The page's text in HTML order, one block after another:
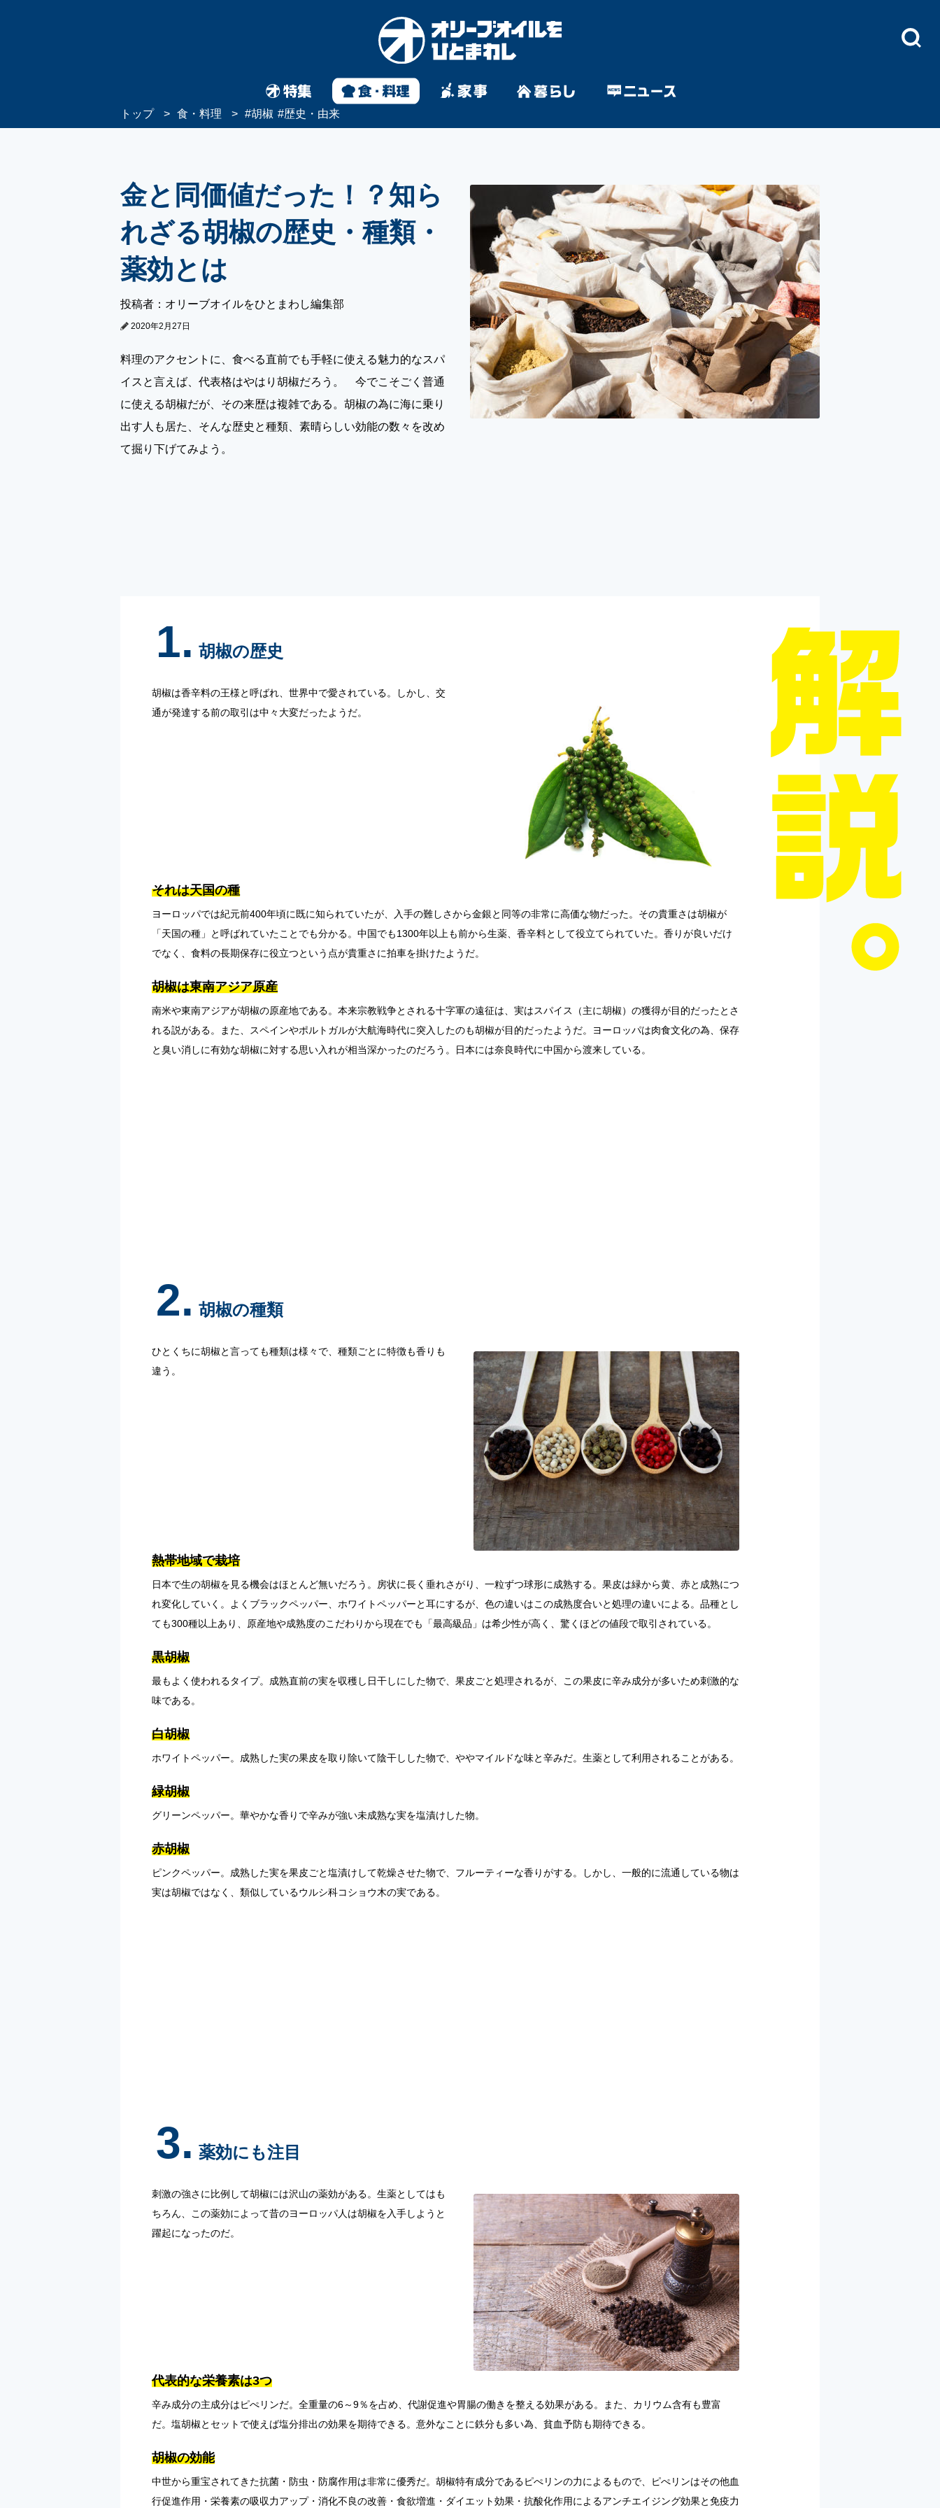
トップ 食・料理 #胡椒 #歴史・由来
金と同価値だった！？知ら
れざる胡椒の歴史・種類・
薬効とは
投稿者：オリーブオイルをひとまわし編集部
2020年2月27日
料理のアクセントに、食べる直前でも手軽に使える魅力的なスパ
イスと言えば、代表格はやはり胡椒だろう。 今でこそごく普通
に使える胡椒だが、その来歴は複雑である。胡椒の為に海に乗り
出す人も居た、そんな歴史と種類、素晴らしい効能の数々を改め
て掘り下げてみよう。
1. 胡椒の歴史
胡椒は香辛料の王様と呼ばれ、世界中で愛されている。しかし、交
通が発達する前の取引は中々大変だったようだ。
それは天国の種
ヨーロッパでは紀元前400年頃に既に知られていたが、入手の難しさから金銀と同等の非常に高価な物だった。その貴重さは胡椒が
「天国の種」と呼ばれていたことでも分かる。中国でも1300年以上も前から生薬、香辛料として役立てられていた。香りが良いだけ
でなく、食料の長期保存に役立つという点が貴重さに拍車を掛けたようだ。
胡椒は東南アジア原産
南米や東南アジアが胡椒の原産地である。本来宗教戦争とされる十字軍の遠征は、実はスパイス（主に胡椒）の獲得が目的だったとさ
れる説がある。また、スペインやポルトガルが大航海時代に突入したのも胡椒が目的だったようだ。ヨーロッパは肉食文化の為、保存
と臭い消しに有効な胡椒に対する思い入れが相当深かったのだろう。日本には奈良時代に中国から渡来している。
2. 胡椒の種類
ひとくちに胡椒と言っても種類は様々で、種類ごとに特徴も香りも
違う。
熱帯地域で栽培
日本で生の胡椒を見る機会はほとんど無いだろう。房状に長く垂れさがり、一粒ずつ球形に成熟する。果皮は緑から黄、赤と成熟につ
れ変化していく。よくブラックペッパー、ホワイトペッパーと耳にするが、色の違いはこの成熟度合いと処理の違いによる。品種とし
ても300種以上あり、原産地や成熟度のこだわりから現在でも「最高級品」は希少性が高く、驚くほどの値段で取引されている。
黒胡椒
最もよく使われるタイプ。成熟直前の実を収穫し日干しにした物で、果皮ごと処理されるが、この果皮に辛み成分が多いため刺激的な
味である。
白胡椒
ホワイトペッパー。成熟した実の果皮を取り除いて陰干しした物で、ややマイルドな味と辛みだ。生薬として利用されることがある。
緑胡椒
グリーンペッパー。華やかな香りで辛みが強い未成熟な実を塩漬けした物。
赤胡椒
ピンクペッパー。成熟した実を果皮ごと塩漬けして乾燥させた物で、フルーティーな香りがする。しかし、一般的に流通している物は
実は胡椒ではなく、類似しているウルシ科コショウ木の実である。
3. 薬効にも注目
刺激の強さに比例して胡椒には沢山の薬効がある。生薬としてはも
ちろん、この薬効によって昔のヨーロッパ人は胡椒を入手しようと
躍起になったのだ。
代表的な栄養素は3つ
辛み成分の主成分はピぺリンだ。全重量の6～9％を占め、代謝促進や胃腸の働きを整える効果がある。また、カリウム含有も豊富
だ。塩胡椒とセットで使えば塩分排出の効果を期待できる。意外なことに鉄分も多い為、貧血予防も期待できる。
胡椒の効能
中世から重宝されてきた抗菌・防虫・防腐作用は非常に優秀だ。胡椒特有成分であるピぺリンの力によるもので、ピぺリンはその他血
行促進作用・栄養素の吸収力アップ・消化不良の改善・食欲増進・ダイエット効果・抗酸化作用によるアンチエイジング効果と免疫力